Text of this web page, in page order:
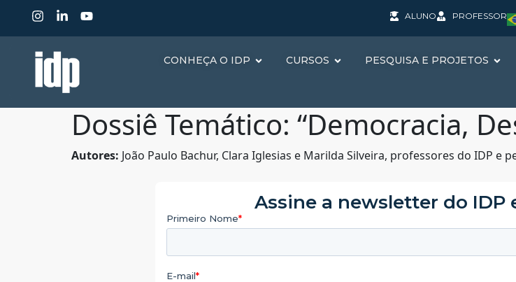
ALUNO PROFESSOR
CONHEÇA O IDP CURSOS PESQUISA E PROJETOS
Dossiê Temático: “Democracia,
Autores: João Paulo Bachur, Clara Iglesias e Marilda Silveira, professores do IDP e
Assine a newsletter do IDP